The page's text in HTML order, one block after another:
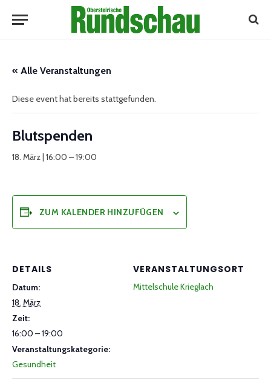
« Alle Veranstaltungen
Diese event hat bereits stattgefunden.
Blutspenden
18. März | 16:00 –19:00
ZUM KALENDER HINZUFÜGEN
DETAILS
Datum:
18. März
Zeit:
16:00 – 19:00
Veranstaltungskategorie:
Gesundheit
VERANSTALTUNGSORT
Mittelschule Krieglach